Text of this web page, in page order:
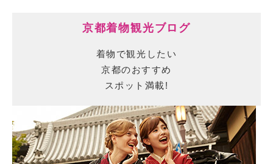
京都着物観光ブログ
着物で観光したい
京都のおすすめ
スポット満載!